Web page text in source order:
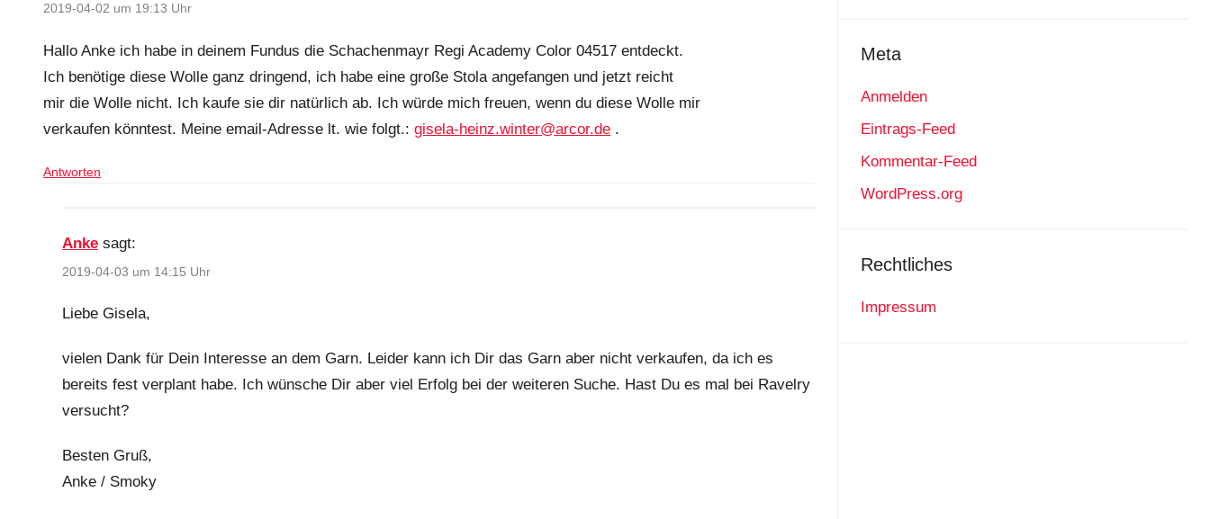
2019-04-02 um 19:13 Uhr
Hallo Anke ich habe in deinem Fundus die Schachenmayr Regi Academy Color 04517 entdeckt.
Ich benötige diese Wolle ganz dringend, ich habe eine große Stola angefangen und jetzt reicht
mir die Wolle nicht. Ich kaufe sie dir natürlich ab. Ich würde mich freuen, wenn du diese Wolle mir
verkaufen könntest. Meine email-Adresse lt. wie folgt.: gisela-heinz.winter@arcor.de .
Antworten
Anke sagt:
2019-04-03 um 14:15 Uhr
Liebe Gisela,
vielen Dank für Dein Interesse an dem Garn. Leider kann ich Dir das Garn aber nicht verkaufen, da ich es
bereits fest verplant habe. Ich wünsche Dir aber viel Erfolg bei der weiteren Suche. Hast Du es mal bei Ravelry
versucht?
Besten Gruß,
Anke / Smoky
Meta
Anmelden
Eintrags-Feed
Kommentar-Feed
WordPress.org
Rechtliches
Impressum